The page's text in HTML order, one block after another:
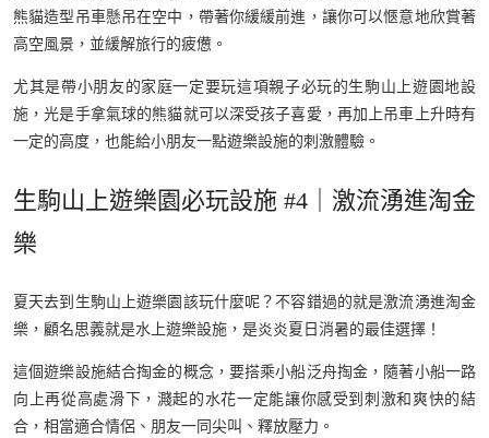
熊貓造型吊車懸吊在空中，帶著你緩緩前進，讓你可以愜意地欣賞著
高空風景，並緩解旅行的疲憊。
尤其是帶小朋友的家庭一定要玩這項親子必玩的生駒山上遊園地設
施，光是手拿氣球的熊貓就可以深受孩子喜愛，再加上吊車上升時有
一定的高度，也能給小朋友一點遊樂設施的刺激體驗。
生駒山上遊樂園必玩設施 #4｜激流湧進淘金
樂
夏天去到生駒山上遊樂園該玩什麼呢？不容錯過的就是激流湧進淘金
樂，顧名思義就是水上遊樂設施，是炎炎夏日消暑的最佳選擇！
這個遊樂設施結合掏金的概念，要搭乘小船泛舟掏金，隨著小船一路
向上再從高處滑下，濺起的水花一定能讓你感受到刺激和爽快的結
合，相當適合情侶、朋友一同尖叫、釋放壓力。